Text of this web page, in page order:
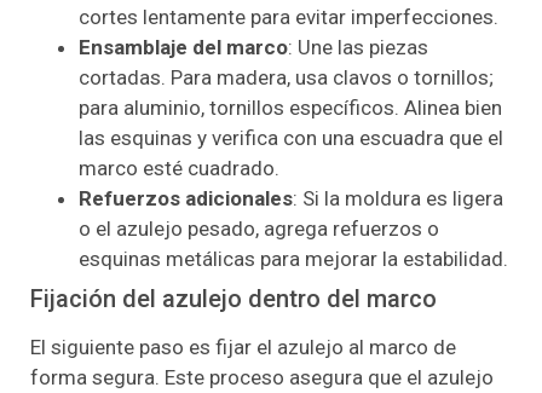
cortes lentamente para evitar imperfecciones.
Ensamblaje del marco: Une las piezas
cortadas. Para madera, usa clavos o tornillos;
para aluminio, tornillos específicos. Alinea bien
las esquinas y verifica con una escuadra que el
marco esté cuadrado.
Refuerzos adicionales: Si la moldura es ligera
o el azulejo pesado, agrega refuerzos o
esquinas metálicas para mejorar la estabilidad.
Fijación del azulejo dentro del marco
El siguiente paso es fijar el azulejo al marco de
forma segura. Este proceso asegura que el azulejo